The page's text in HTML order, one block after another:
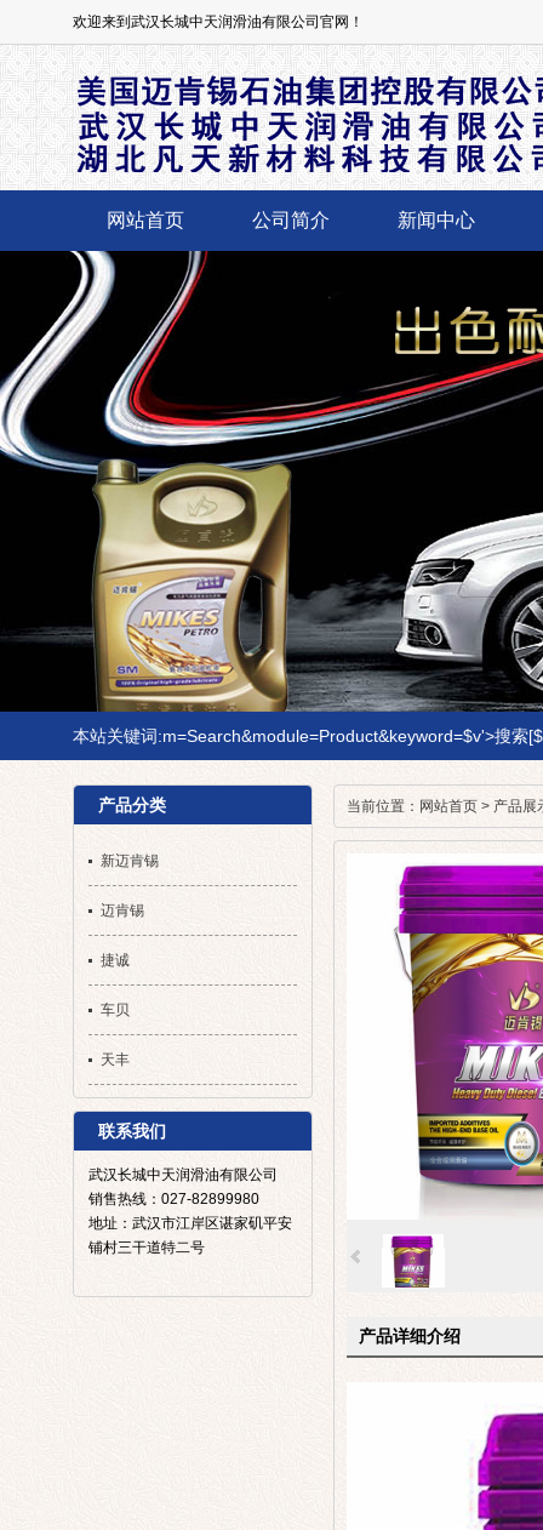
欢迎来到武汉长城中天润滑油有限公司官网！
网站首页 公司简介 新闻中心
本站关键词:m=Search&module=Product&keyword=$v'>搜索
当前位置： 网站首页 > 产品展
产品详细介绍
产品分类
新迈肯锡
迈肯锡
捷诚
车贝
天丰
联系我们
武汉长城中天润滑油有限公司
销售热线：027-82899980
地址：武汉市江岸区谌家矶平安
铺村三干道特二号